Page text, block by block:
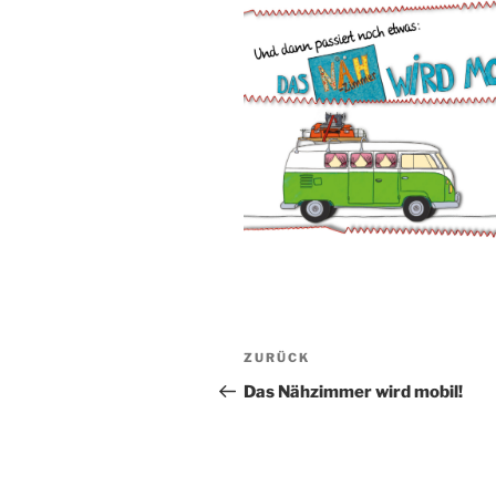
Beitragsnavigation
Vorheriger
Beitrag
ZURÜCK
Das Nähzimmer wird mobil!